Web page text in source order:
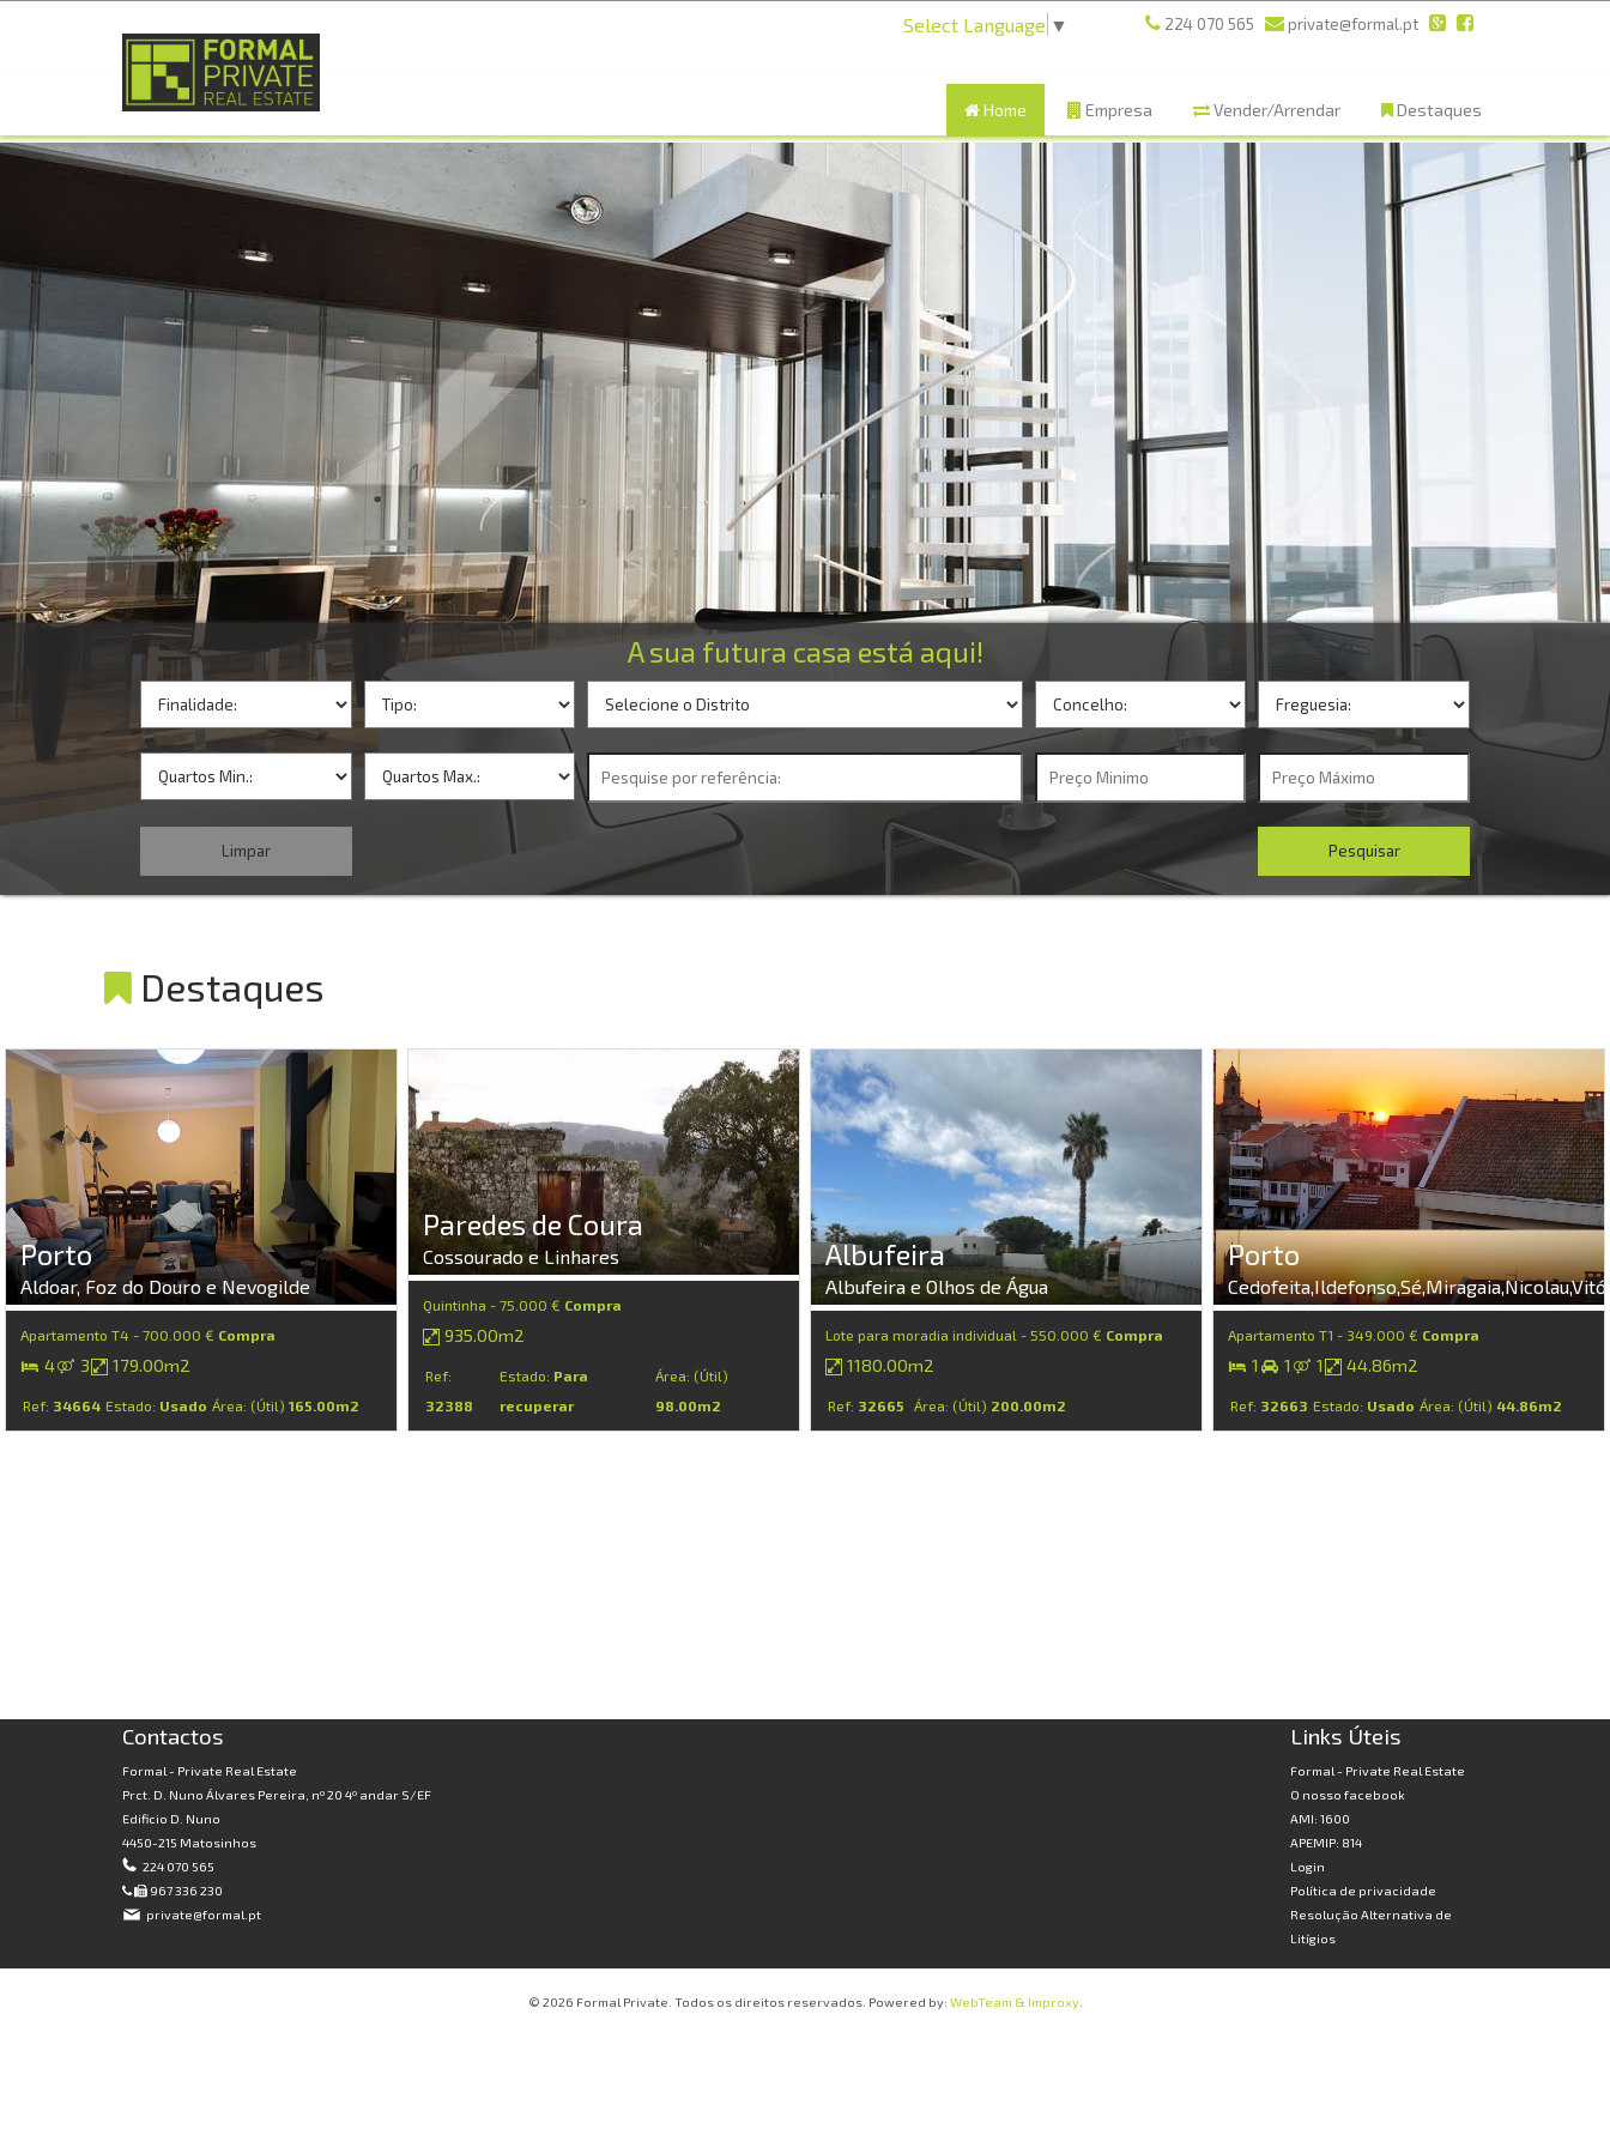
Select Language ▼ 224 070 565 private@formal.pt
Home Empresa Vender/Arrendar Destaques
A sua futura casa está aqui!
Destaques
Porto
Aldoar, Foz do Douro e Nevogilde
Apartamento T4 - 700.000 € Compra
4 3 179.00m2
Ref: 34664 Estado: Usado Área: (Útil) 165.00m2
Paredes de Coura
Cossourado e Linhares
Quintinha - 75.000 € Compra
935.00m2
Ref:
32388
Estado: Para
recuperar
Área: (Útil)
98.00m2
Albufeira
Albufeira e Olhos de Água
Lote para moradia individual - 550.000 € Compra
1180.00m2
Ref: 32665 Área: (Útil) 200.00m2
Porto
Apartamento T1 - 349.000 € Compra
1 1 1 44.86m2
Ref: 32663 Estado: Usado Área: (Útil) 44.86m2
Contactos
Formal - Private Real Estate
Prct. D. Nuno Álvares Pereira, nº 20 4º andar S/EF
Edificio D. Nuno
4450-215 Matosinhos
224 070 565
967 336 230
private@formal.pt
Links Úteis
Formal - Private Real Estate
O nosso facebook
AMI: 1600
APEMIP: 814
Login
Política de privacidade
Resolução Alternativa de
Litígios
© 2026 Formal Private. Todos os direitos reservados. Powered by: WebTeam & Improxy.